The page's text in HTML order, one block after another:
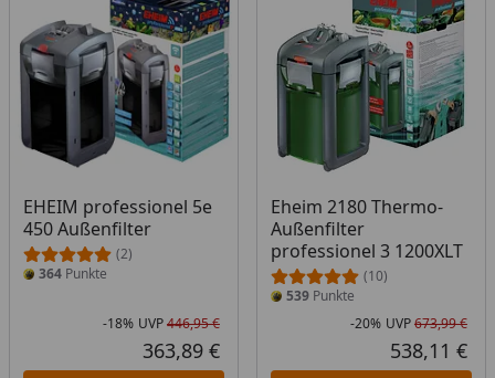
EHEIM professionel 5e
450 Außenfilter
(2)
364 Punkte
Rabatt in Prozent
-18%
Ursprünglicher Preis
UVP446,95 €
Aktueller Preis
363,89 €
Eheim 2180 Thermo-
Außenfilter
professionel 3 1200XLT
(10)
539Punkte
-20% UVP673,99 €
538,11 €